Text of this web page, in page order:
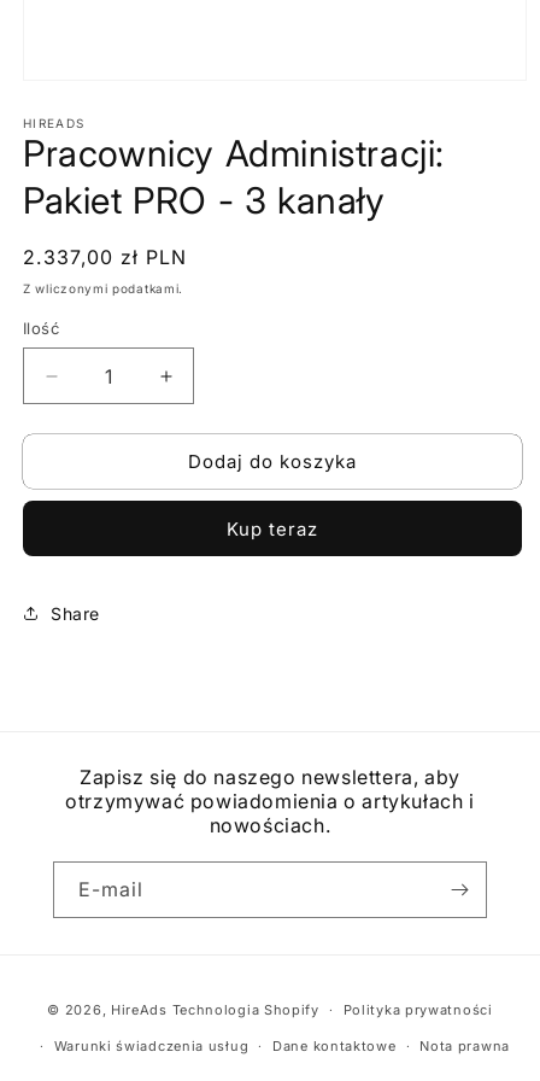
1
w
oknie
HIREADS
Pracownicy Administracji:
Pakiet PRO - 3 kanały
Cena
regularna
2.337,00 zł PLN
Z wliczonymi podatkami.
Ilość
Zmniejsz
ilość
dla
Administracji:
-
kanały
Zwiększ
ilość
dla
Pracownicy
Administracji:
-
Dodaj do koszyka
Kup teraz
Share
Zapisz się do naszego newslettera, aby
otrzymywać powiadomienia o artykułach i
nowościach.
E-mail
płatności
© 2026, HireAds Technologia Shopify Polityka prywatności
Warunki świadczenia usług Dane kontaktowe Nota prawna